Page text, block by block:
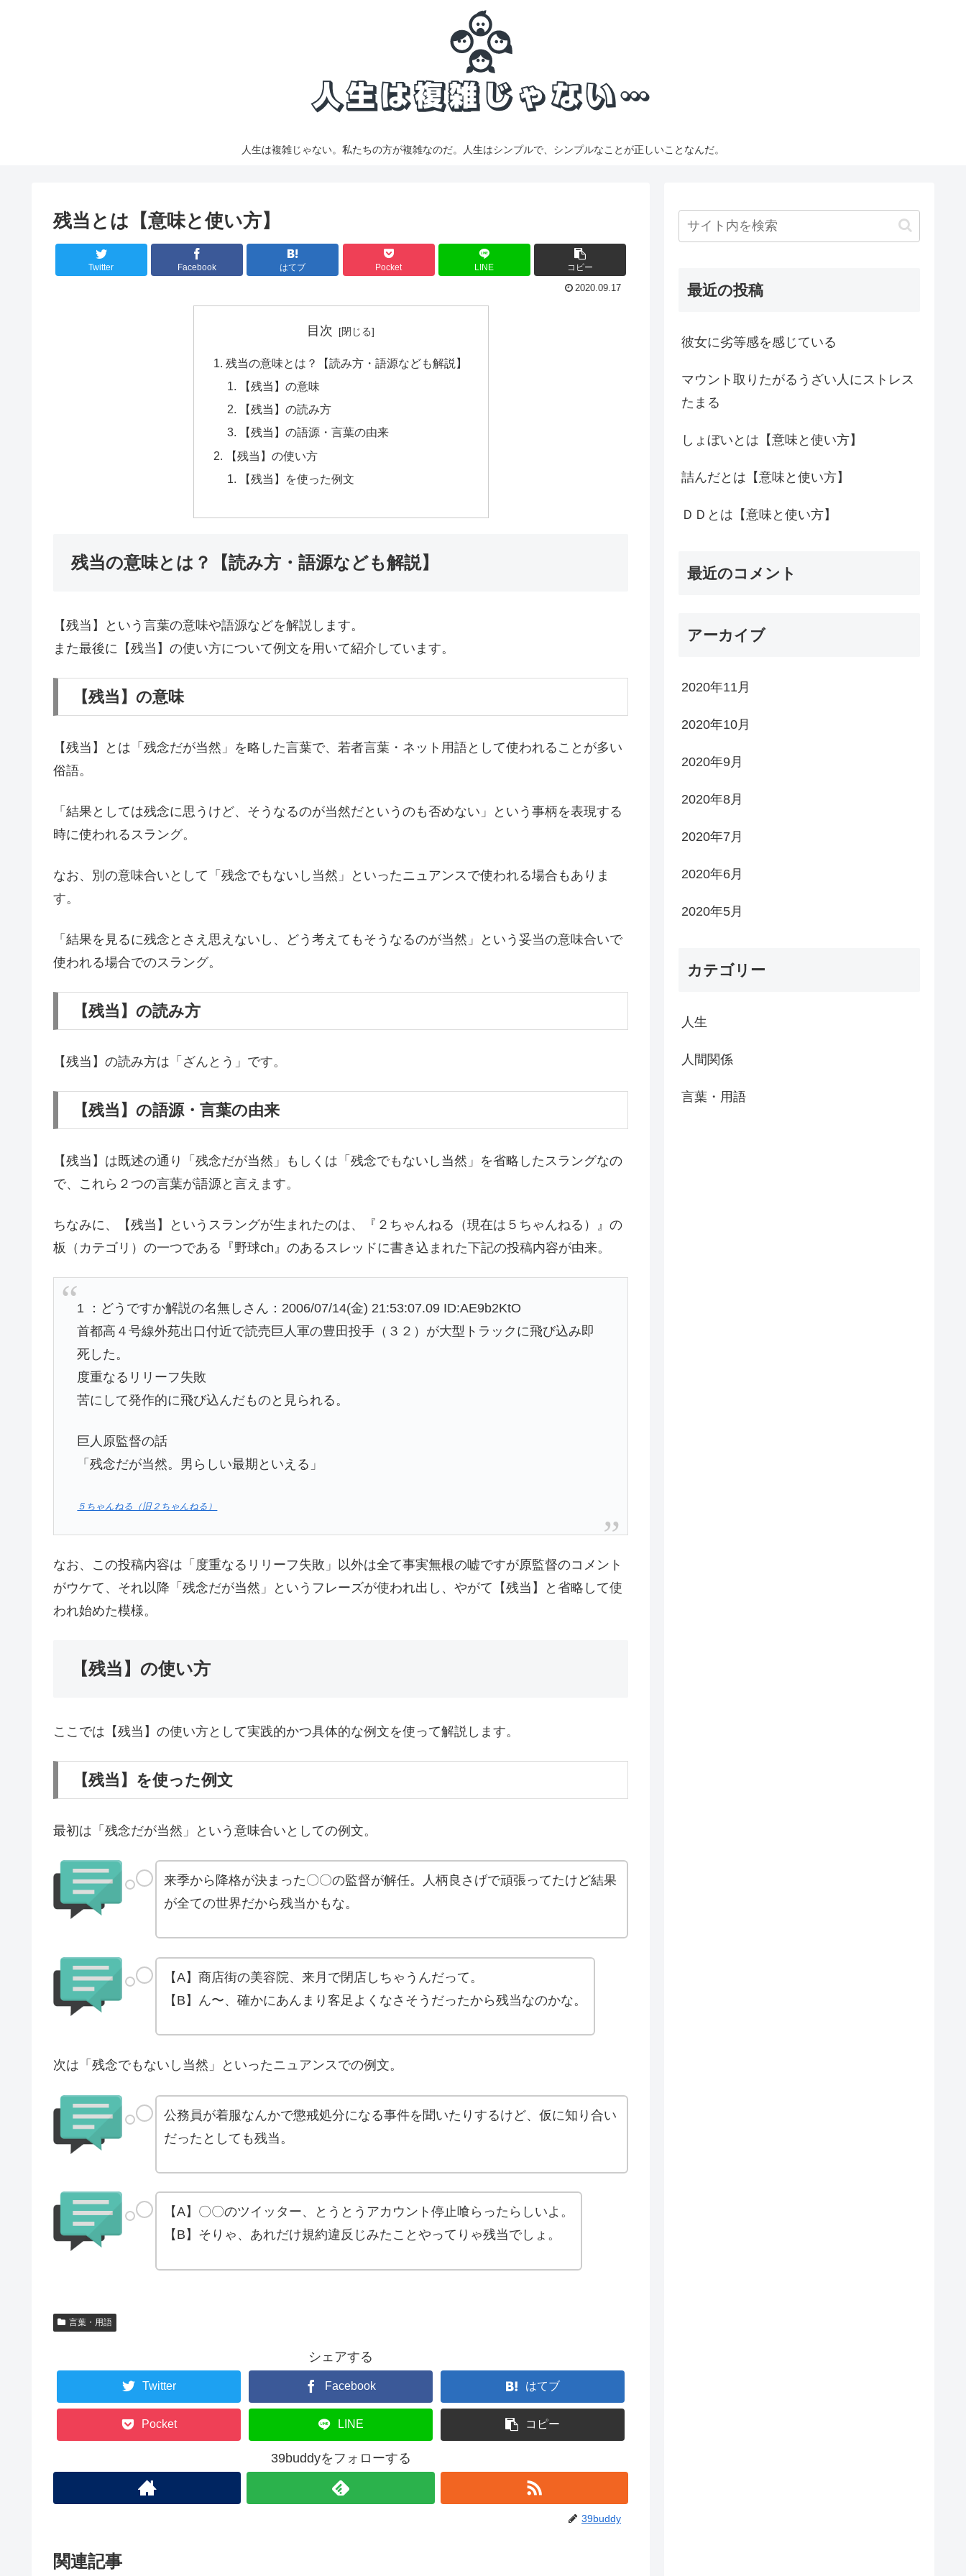
人生は複雑じゃない。私たちの方が複雑なのだ。人生はシンプルで、シンプルなことが正しいことなんだ。
残当とは【意味と使い方】
Twitter Facebook はてブ Pocket LINE コピー
2020.09.17
目次
残当の意味とは？【読み方・語源なども解説】
【残当】の意味
【残当】の読み方
【残当】の語源・言葉の由来
【残当】の使い方
【残当】を使った例文
残当の意味とは？【読み方・語源なども解説】
【残当】という言葉の意味や語源などを解説します。
また最後に【残当】の使い方について例文を用いて紹介しています。
【残当】の意味
【残当】とは「残念だが当然」を略した言葉で、若者言葉・ネット用語として使われることが多い
俗語。
「結果としては残念に思うけど、そうなるのが当然だというのも否めない」という事柄を表現する
時に使われるスラング。
なお、別の意味合いとして「残念でもないし当然」といったニュアンスで使われる場合もありま
す。
「結果を見るに残念とさえ思えないし、どう考えてもそうなるのが当然」という妥当の意味合いで
使われる場合でのスラング。
【残当】の読み方
【残当】の読み方は「ざんとう」です。
【残当】の語源・言葉の由来
【残当】は既述の通り「残念だが当然」もしくは「残念でもないし当然」を省略したスラングなの
で、これら２つの言葉が語源と言えます。
ちなみに、【残当】というスラングが生まれたのは、『２ちゃんねる（現在は５ちゃんねる）』の
板（カテゴリ）の一つである『野球ch』のあるスレッドに書き込まれた下記の投稿内容が由来。
1 ：どうですか解説の名無しさん：2006/07/14(金) 21:53:07.09 ID:AE9b2KtO
首都高４号線外苑出口付近で読売巨人軍の豊田投手（３２）が大型トラックに飛び込み即
死した。
度重なるリリーフ失敗
苦にして発作的に飛び込んだものと見られる。
巨人原監督の話
「残念だが当然。男らしい最期といえる」
５ちゃんねる（旧２ちゃんねる）
なお、この投稿内容は「度重なるリリーフ失敗」以外は全て事実無根の嘘ですが原監督のコメント
がウケて、それ以降「残念だが当然」というフレーズが使われ出し、やがて【残当】と省略して使
われ始めた模様。
【残当】の使い方
ここでは【残当】の使い方として実践的かつ具体的な例文を使って解説します。
【残当】を使った例文
最初は「残念だが当然」という意味合いとしての例文。
来季から降格が決まった〇〇の監督が解任。人柄良さげで頑張ってたけど結果
が全ての世界だから残当かもな。
【A】商店街の美容院、来月で閉店しちゃうんだって。
【B】ん〜、確かにあんまり客足よくなさそうだったから残当なのかな。
次は「残念でもないし当然」といったニュアンスでの例文。
公務員が着服なんかで懲戒処分になる事件を聞いたりするけど、仮に知り合い
だったとしても残当。
【A】〇〇のツイッター、とうとうアカウント停止喰らったらしいよ。
【B】そりゃ、あれだけ規約違反じみたことやってりゃ残当でしょ。
言葉・用語
シェアする
Twitter Facebook はてブ
Pocket LINE コピー
39buddyをフォローする
39buddy
関連記事
最近の投稿
彼女に劣等感を感じている
マウント取りたがるうざい人にストレス
たまる
しょぼいとは【意味と使い方】
詰んだとは【意味と使い方】
ＤＤとは【意味と使い方】
最近のコメント
アーカイブ
2020年11月
2020年10月
2020年9月
2020年8月
2020年7月
2020年6月
2020年5月
カテゴリー
人生
人間関係
言葉・用語